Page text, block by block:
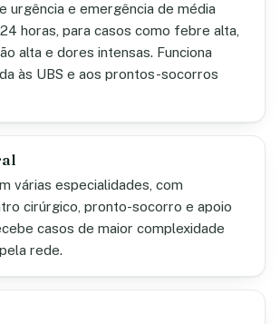
urgência e emergência de média
horas, para casos como febre alta,
alta e dores intensas. Funciona
às UBS e aos prontos-socorros
várias especialidades, com
cirúrgico, pronto-socorro e apoio
casos de maior complexidade
rede.